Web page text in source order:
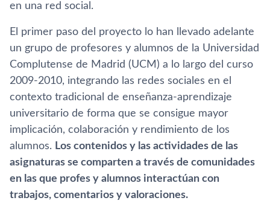
en una red social.
El primer paso del proyecto lo han llevado adelante
un grupo de profesores y alumnos de la Universidad
Complutense de Madrid (UCM) a lo largo del curso
2009-2010, integrando las redes sociales en el
contexto tradicional de enseñanza-aprendizaje
universitario de forma que se consigue mayor
implicación, colaboración y rendimiento de los
alumnos. Los contenidos y las actividades de las
asignaturas se comparten a través de comunidades
en las que profes y alumnos interactúan con
trabajos, comentarios y valoraciones.